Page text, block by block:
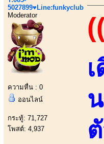
5027899♥Line:funkyclub
Moderator
ความหื่น : 0
ออนไลน์
กระทู้: 71,727
โพสต์: 4,937